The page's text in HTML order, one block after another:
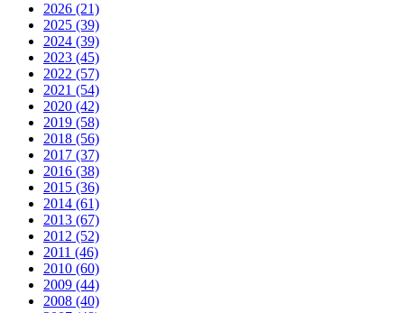
2026 (21)
2025 (39)
2024 (39)
2023 (45)
2022 (57)
2021 (54)
2020 (42)
2019 (58)
2018 (56)
2017 (37)
2016 (38)
2015 (36)
2014 (61)
2013 (67)
2012 (52)
2011 (46)
2010 (60)
2009 (44)
2008 (40)